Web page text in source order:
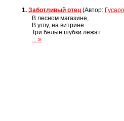
1. Заботливый отец(Автор:
В лесном магазине,
В углу, на витрине
Три белые шубки лежат.
... »